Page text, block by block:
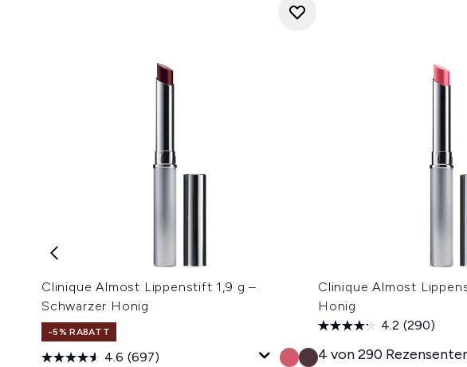
Clinique Almost Lippenstift 1,9 g –
Schwarzer Honig
-5% RABATT
4.6 (697)
Clinique Almost
Honig
4.2 (290)
4 von 290